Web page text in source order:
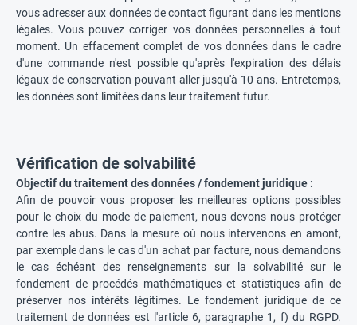
vous adresser aux données de contact figurant dans les mentions
légales. Vous pouvez corriger vos données personnelles à tout
moment. Un effacement complet de vos données dans le cadre
d'une commande n'est possible qu'après l'expiration des délais
légaux de conservation pouvant aller jusqu'à 10 ans. Entretemps,
les données sont limitées dans leur traitement futur.
Vérification de solvabilité
Objectif du traitement des données / fondement juridique :
Afin de pouvoir vous proposer les meilleures options possibles
pour le choix du mode de paiement, nous devons nous protéger
contre les abus. Dans la mesure où nous intervenons en amont,
par exemple dans le cas d'un achat par facture, nous demandons
le cas échéant des renseignements sur la solvabilité sur le
fondement de procédés mathématiques et statistiques afin de
préserver nos intérêts légitimes. Le fondement juridique de ce
traitement de données est l'article 6, paragraphe 1, f) du RGPD.